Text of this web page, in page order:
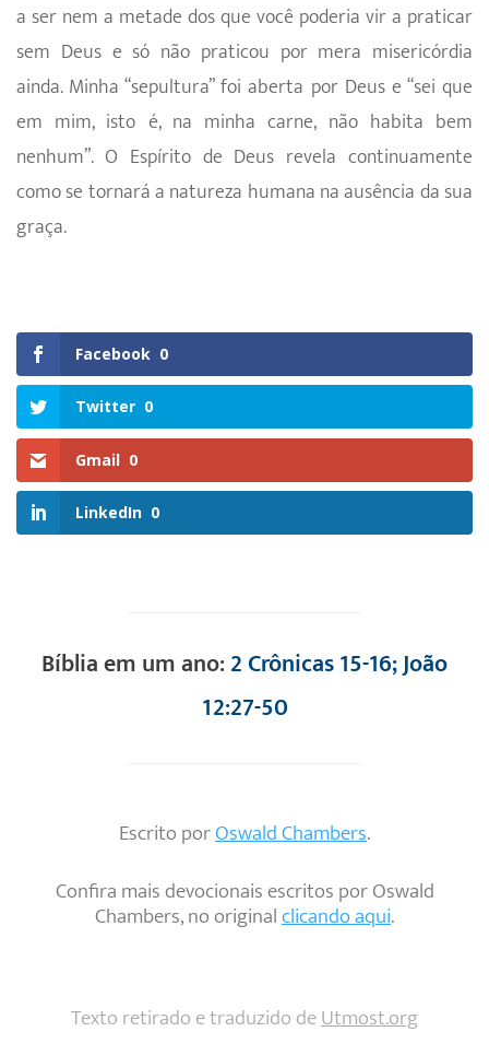
a ser nem a metade dos que você poderia vir a praticar
sem Deus e só não praticou por mera misericórdia
ainda. Minha “sepultura” foi aberta por Deus e “sei que
em mim, isto é, na minha carne, não habita bem
nenhum”. O Espírito de Deus revela continuamente
como se tornará a natureza humana na ausência da sua
graça.
Facebook 0
Twitter 0
Gmail 0
LinkedIn 0
Bíblia em um ano:2 Crônicas 15-16; João
12:27-50
Escrito porOswald Chambers.
Confira mais devocionais escritos por Oswald
Chambers, no originalclicando aqui.
Texto retirado e traduzido deUtmost.org